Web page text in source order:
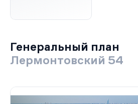
Генеральный план
Лермонтовский 54